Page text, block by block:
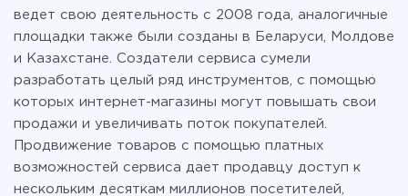
ведет свою деятельность с 2008 года, аналогичные
площадки также были созданы в Беларуси, Молдове
и Казахстане. Создатели сервиса сумели
разработать целый ряд инструментов, с помощью
которых интернет-магазины могут повышать свои
продажи и увеличивать поток покупателей.
Продвижение товаров с помощью платных
возможностей сервиса дает продавцу доступ к
нескольким десяткам миллионов посетителей,